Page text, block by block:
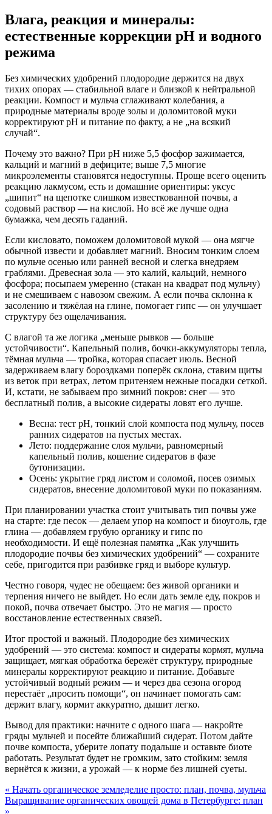
Влага, реакция и минералы:
естественные коррекции pH и водного
режима
Без химических удобрений плодородие держится на двух
тихих опорах — стабильной влаге и близкой к нейтральной
реакции. Компост и мульча сглаживают колебания, а
природные материалы вроде золы и доломитовой муки
корректируют pH и питание по факту, а не „на всякий
случай“.
Почему это важно? При pH ниже 5,5 фосфор зажимается,
кальций и магний в дефиците; выше 7,5 многие
микроэлементы становятся недоступны. Проще всего оценить
реакцию лакмусом, есть и домашние ориентиры: уксус
„шипит“ на щепотке слишком известкованной почвы, а
содовый раствор — на кислой. Но всё же лучше одна
бумажка, чем десять гаданий.
Если кисловато, поможем доломитовой мукой — она мягче
обычной извести и добавляет магний. Вносим тонким слоем
по мульче осенью или ранней весной и слегка внедряем
граблями. Древесная зола — это калий, кальций, немного
фосфора; посыпаем умеренно (стакан на квадрат под мульчу)
и не смешиваем с навозом свежим. А если почва склонна к
засолению и тяжёлая на глине, помогает гипс — он улучшает
структуру без ощелачивания.
С влагой та же логика „меньше рывков — больше
устойчивости“. Капельный полив, бочки-аккумуляторы тепла,
тёмная мульча — тройка, которая спасает июль. Весной
задерживаем влагу бороздками поперёк склона, ставим щиты
из веток при ветрах, летом притеняем нежные посадки сеткой.
И, кстати, не забываем про зимний покров: снег — это
бесплатный полив, а высокие сидераты ловят его лучше.
Весна: тест pH, тонкий слой компоста под мульчу, посев
ранних сидератов на пустых местах.
Лето: поддержание слоя мульчи, равномерный
капельный полив, кошение сидератов в фазе
бутонизации.
Осень: укрытие гряд листом и соломой, посев озимых
сидератов, внесение доломитовой муки по показаниям.
При планировании участка стоит учитывать тип почвы уже
на старте: где песок — делаем упор на компост и биоуголь, где
глина — добавляем грубую органику и гипс по
необходимости. И ещё полезная памятка „Как улучшить
плодородие почвы без химических удобрений“ — сохраните
себе, пригодится при разбивке гряд и выборе культур.
Честно говоря, чудес не обещаем: без живой органики и
терпения ничего не выйдет. Но если дать земле еду, покров и
покой, почва отвечает быстро. Это не магия — просто
восстановление естественных связей.
Итог простой и важный. Плодородие без химических
удобрений — это система: компост и сидераты кормят, мульча
защищает, мягкая обработка бережёт структуру, природные
минералы корректируют реакцию и питание. Добавьте
устойчивый водный режим — и через два сезона огород
перестаёт „просить помощи“, он начинает помогать сам:
держит влагу, кормит аккуратно, дышит легко.
Вывод для практики: начните с одного шага — накройте
гряды мульчей и посейте ближайший сидерат. Потом дайте
почве компоста, уберите лопату подальше и оставьте биоте
работать. Результат будет не громким, зато стойким: земля
вернётся к жизни, а урожай — к норме без лишней суеты.
« Начать органическое земледелие просто: план, почва, мульча
Выращивание органических овощей дома в Петербурге: план
»